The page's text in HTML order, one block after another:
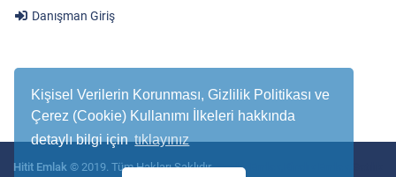
Kişisel Verilerin Korunması, Gizlilik Politikası ve
Çerez (Cookie) Kullanımı İlkeleri hakkında
detaylı bilgi içintıklayınız
Danışman Giriş
Hitit Emlak © 2019. Tüm Hakları Saklıdır. Satılık Emlak